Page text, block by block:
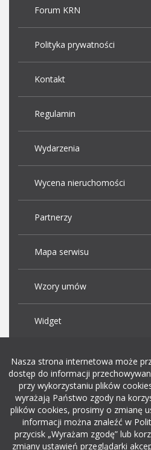
Forum KRN
Polityka prywatności
Kontakt
Regulamin
Wydarzenia
Wycena nieruchomości
Partnerzy
Mapa serwisu
Wzory umów
Widget
Dodaj ogłoszenie o pracę
rekrutacja w it
Nasza strona internetowa może
dostęp do informacji
przy wykorzystaniu plików
wyrażają Państwo zgody na
plików cookies, prosimy o zmianę
informacji można znaleźć w
przycisk „Wyrażam zgodę” lub
zmiany ustawień przeglądarki